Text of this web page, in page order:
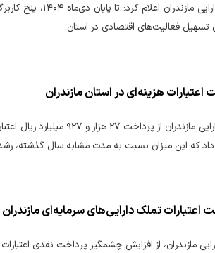
مدیرکل امور
تسهیل فعالیت‌های اقتصادی در استان.
مدیرکل امور اقتصادی و
مازندران، از افزایش چشمگیر پرداخت نقدی اعتبارات تملک